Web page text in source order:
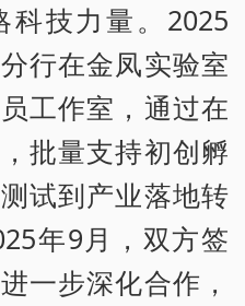
技力量。2025
行在金凤实验室
工作室，通过在
批量支持初创孵
试到产业落地转
年9月，双方签
一步深化合作，